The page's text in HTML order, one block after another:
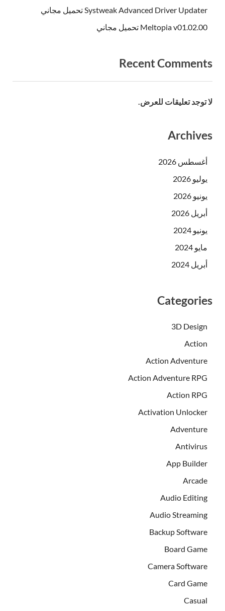
Systweak Advanced Driver Updater تحميل مجاني
Meltopia v01.02.00 تحميل مجاني
Recent Comments
لا توجد تعليقات للعرض.
Archives
أغسطس 2026
يوليو 2026
يونيو 2026
أبريل 2026
يونيو 2024
مايو 2024
أبريل 2024
Categories
3D Design
Action
Action Adventure
Action Adventure RPG
Action RPG
Activation Unlocker
Adventure
Antivirus
App Builder
Arcade
Audio Editing
Audio Streaming
Backup Software
Board Game
Camera Software
Card Game
Casual